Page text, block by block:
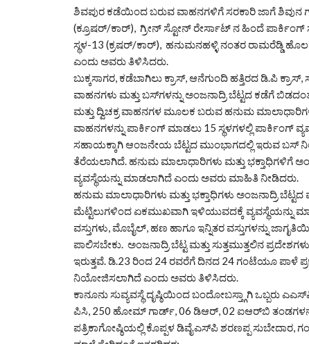
ಶಿವಪುರ ಕಡೆಯಿಂದ ಬರುವ ವಾಹನಗಳಿಗೆ ಸರಕಾರಿ ಜಾಗೆ ಶಿವುನ
(ಕ್ರೂಷರ್/ಕಾರ್), ಗ್ರೀನ್ ಸ್ಟೋನ್ ರೇರ್ಸಾಟ್ ನ ಹಿಂದೆ
ಸ್ಥಳ-13 (ಕ್ರಷರ್/ಕಾರ್), ಹನುಮನಹಳ್ಳಿ ನಂತರ ರಾಮರೆಡ್ಡಿ
ಎಂದು ಅವರು ತಿಳಿಸಿದರು.
ಬುಕ್ಕಸಾಗರ, ಕಡೆಬಾಗಿಲು ಕ್ರಾಸ್, ಆನೆಗುಂದಿ ಹತ್ತಿರದ ಡಿ.ಪಿ
ವಾಹನಗಳು ಮತ್ತು ಬಸ್‌ಗಳನ್ನು ಅಂಜನಾದ್ರಿ ಬೆಟ್ಟದ ಕಡೆಗೆ
ಮತ್ತು ದ್ವಿಚಕ್ರ ವಾಹನಗಳ ಮೂಲಕ ಬರುವ ಹನುಮ
ವಾಹನಗಳನ್ನು ಪಾರ್ಕಿಂಗ್ ಮಾಡಲು 15 ಸ್ಥಳಗಳಲ್ಲಿ ಪಾರ್ಕಿಂಗ್
ಸಹಾಯಕ್ಕಾಗಿ ಆಂಜನೇಯ ಬೆಟ್ಟದ ಮುಂಭಾಗದಲ್ಲಿ ಇರುವ ಬಸ್
ತೆರೆಯಲಾಗಿದೆ. ಹನುಮ ಮಾಲಾಧಾರಿಗಳು ಮತ್ತು ಭಕ್ತಾಧಿಗಳಿಗೆ
ವ್ಯವಸ್ಥೆಯನ್ನು ಮಾಡಲಾಗಿದೆ ಎಂದು ಅವರು ಮಾಹಿತಿ ನೀಡಿದರು.
ಹನುಮ ಮಾಲಾಧಾರಿಗಳು ಮತ್ತು ಭಕ್ತಾಧಿಗಳು ಅಂಜನಾದ್ರಿ
ಮೆಟ್ಟಿಲುಗಳಿಂದ ಏಕಮುಖವಾಗಿ ಇಳಿಯುವದಕ್ಕೆ ವ್ಯವಸ್ಥೆಯನ್ನು
ವಸ್ತುಗಳು, ಮೊಬೈಲ್, ಹಣ ಹಾಗೂ ಇನ್ನಿತರ ವಸ್ತುಗಳನ್ನು
ಪಾಲಿಸಬೇಕು. ಅಂಜನಾದ್ರಿ ಬೆಟ್ಟ ಮತ್ತು ಸುತ್ತಮುತ್ತಲಿನ
ಇರುತ್ತವೆ. ಡಿ.23 ರಿಂದ 24 ರವರೆಗೆ ದಿನದ 24 ಗಂಟೆಯೂ ಪಾಳೆ
ನಿಯೋಜಿಸಲಾಗಿದೆ ಎಂದು ಅವರು ತಿಳಿಸಿದರು.
ಕಾನೂನು ಸುವ್ಯವಸ್ಥೆ ದೃಷ್ಠಿಯಿಂದ ಬಂದೋಬಸ್ತ್ಗಾಗಿ ಒಬ್ಬರು
ಪಿಸಿ, 250 ಹೋಮ್ ಗಾರ್ಡ್, 06 ಡಿಆರ್, 02 ಐಆರ್‌ಬಿ
ಪತ್ರಿಕಾಗೋಷ್ಠಿಯಲ್ಲಿ ಕೊಪ್ಪಳ ಡಿವೈಎಸ್‌ಪಿ ಶರಣಪ್ಪ ಸುಬೇದಾರ,